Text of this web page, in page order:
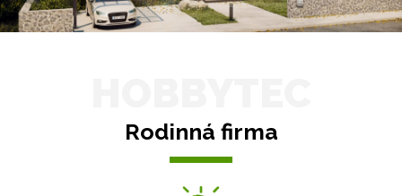
Rodinná firma